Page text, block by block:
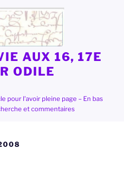
AUX 16, 17E
ODILE
pour l'avoir pleine page – En bas
et commentaires